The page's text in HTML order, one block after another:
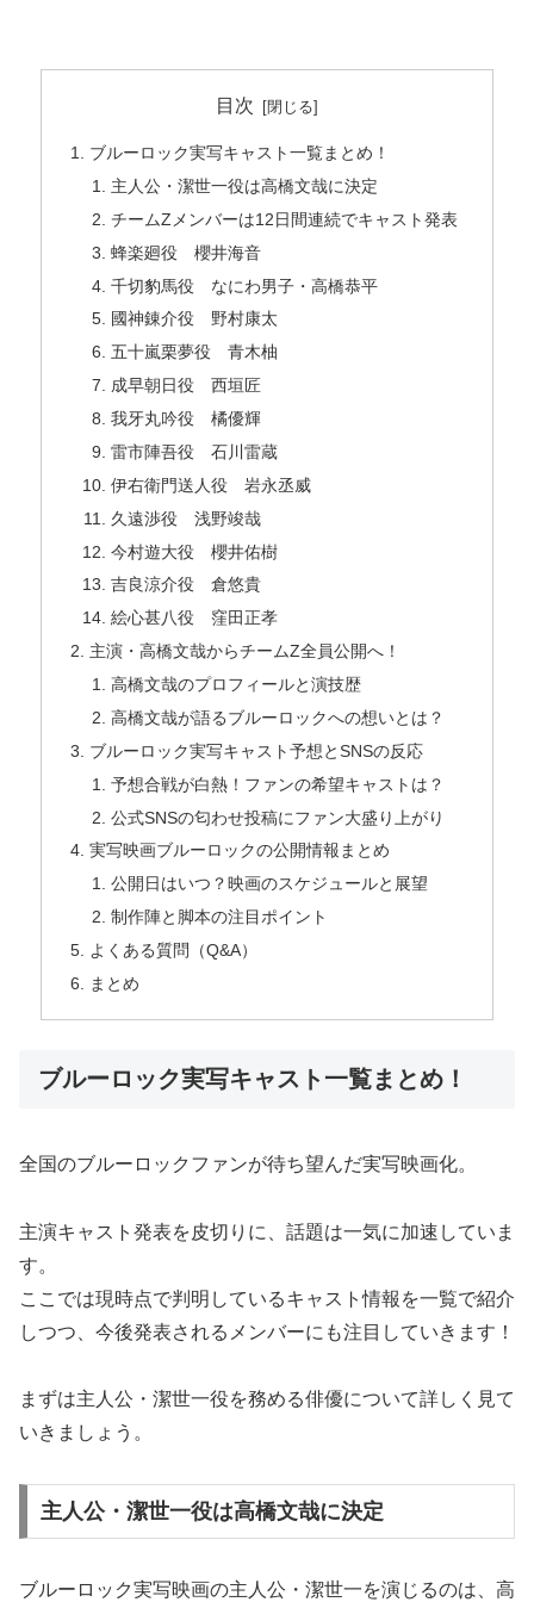
目次
ブルーロック実写キャスト一覧まとめ！
主人公・潔世一役は高橋文哉に決定
チームZメンバーは12日間連続でキャスト発表
蜂楽廻役 櫻井海音
千切豹馬役 なにわ男子・高橋恭平
國神錬介役 野村康太
五十嵐栗夢役 青木柚
成早朝日役 西垣匠
我牙丸吟役 橘優輝
雷市陣吾役 石川雷蔵
伊右衛門送人役 岩永丞威
久遠渉役 浅野竣哉
今村遊大役 櫻井佑樹
吉良涼介役 倉悠貴
絵心甚八役 窪田正孝
主演・高橋文哉からチームZ全員公開へ！
高橋文哉のプロフィールと演技歴
高橋文哉が語るブルーロックへの想いとは？
ブルーロック実写キャスト予想とSNSの反応
予想合戦が白熱！ファンの希望キャストは？
公式SNSの匂わせ投稿にファン大盛り上がり
実写映画ブルーロックの公開情報まとめ
公開日はいつ？映画のスケジュールと展望
制作陣と脚本の注目ポイント
よくある質問（Q&A）
まとめ
ブルーロック実写キャスト一覧まとめ！
全国のブルーロックファンが待ち望んだ実写映画化。
主演キャスト発表を皮切りに、話題は一気に加速していま
す。
ここでは現時点で判明しているキャスト情報を一覧で紹介
しつつ、今後発表されるメンバーにも注目していきます！
まずは主人公・潔世一役を務める俳優について詳しく見て
いきましょう。
主人公・潔世一役は高橋文哉に決定
ブルーロック実写映画の主人公・潔世一を演じるのは、高